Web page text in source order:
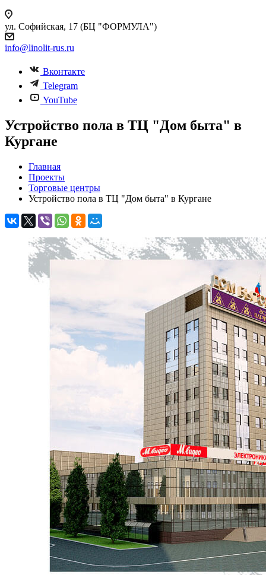
ул. Софийская, 17 (БЦ "ФОРМУЛА")
info@linolit-rus.ru
Вконтакте
Telegram
YouTube
Устройство пола в ТЦ "Дом быта" в
Кургане
Главная
Проекты
Торговые центры
Устройство пола в ТЦ "Дом быта" в Кургане